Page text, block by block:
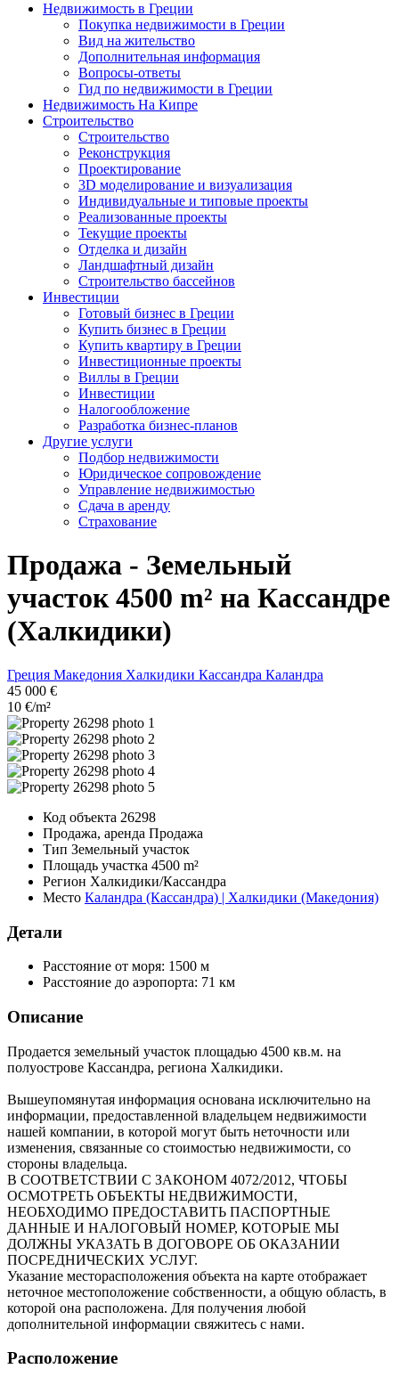
Недвижимость в Греции
Покупка недвижимости в Греции
Вид на жительство
Дополнительная информация
Вопросы-ответы
Гид по недвижимости в Греции
Недвижимость На Кипре
Строительство
Строительство
Реконструкция
Проектирование
3D моделирование и визуализация
Индивидуальные и типовые проекты
Реализованные проекты
Текущие проекты
Отделка и дизайн
Ландшафтный дизайн
Строительство бассейнов
Инвестиции
Готовый бизнес в Греции
Купить бизнес в Греции
Купить квартиру в Греции
Инвестиционные проекты
Виллы в Греции
Инвестиции
Налогообложение
Разработка бизнес-планов
Другие услуги
Подбор недвижимости
Юридическое сопровождение
Управление недвижимостью
Сдача в аренду
Страхование
Продажа - Земельный
участок 4500 m² на Кассандре
(Халкидики)
Греция Македония Халкидики Кассандра Каландра
45 000 €
10 €/m²
Код объекта 26298
Продажа, аренда Продажа
Тип Земельный участок
Площадь участка 4500 m²
Регион Халкидики/Кассандра
Место Каландра (Кассандра) | Халкидики (Македония)
Детали
Расстояние от моря: 1500 м
Расстояние до аэропорта: 71 км
Описание
Продается земельный участок площадью 4500 кв.м. на
полуострове Кассандра, региона Халкидики.
Вышеупомянутая информация основана исключительно на
информации, предоставленной владельцем недвижимости
нашей компании, в которой могут быть неточности или
изменения, связанные со стоимостью недвижимости, со
стороны владельца.
В СООТВЕТСТВИИ С ЗАКОНОМ 4072/2012, ЧТОБЫ
ОСМОТРЕТЬ ОБЪЕКТЫ НЕДВИЖИМОСТИ,
НЕОБХОДИМО ПРЕДОСТАВИТЬ ПАСПОРТНЫЕ
ДАННЫЕ И НАЛОГОВЫЙ НОМЕР, КОТОРЫЕ МЫ
ДОЛЖНЫ УКАЗАТЬ В ДОГОВОРЕ ОБ ОКАЗАНИИ
ПОСРЕДНИЧЕСКИХ УСЛУГ.
Указание месторасположения объекта на карте отображает
неточное местоположение собственности, а общую область, в
которой она расположена. Для получения любой
дополнительной информации свяжитесь с нами.
Расположение